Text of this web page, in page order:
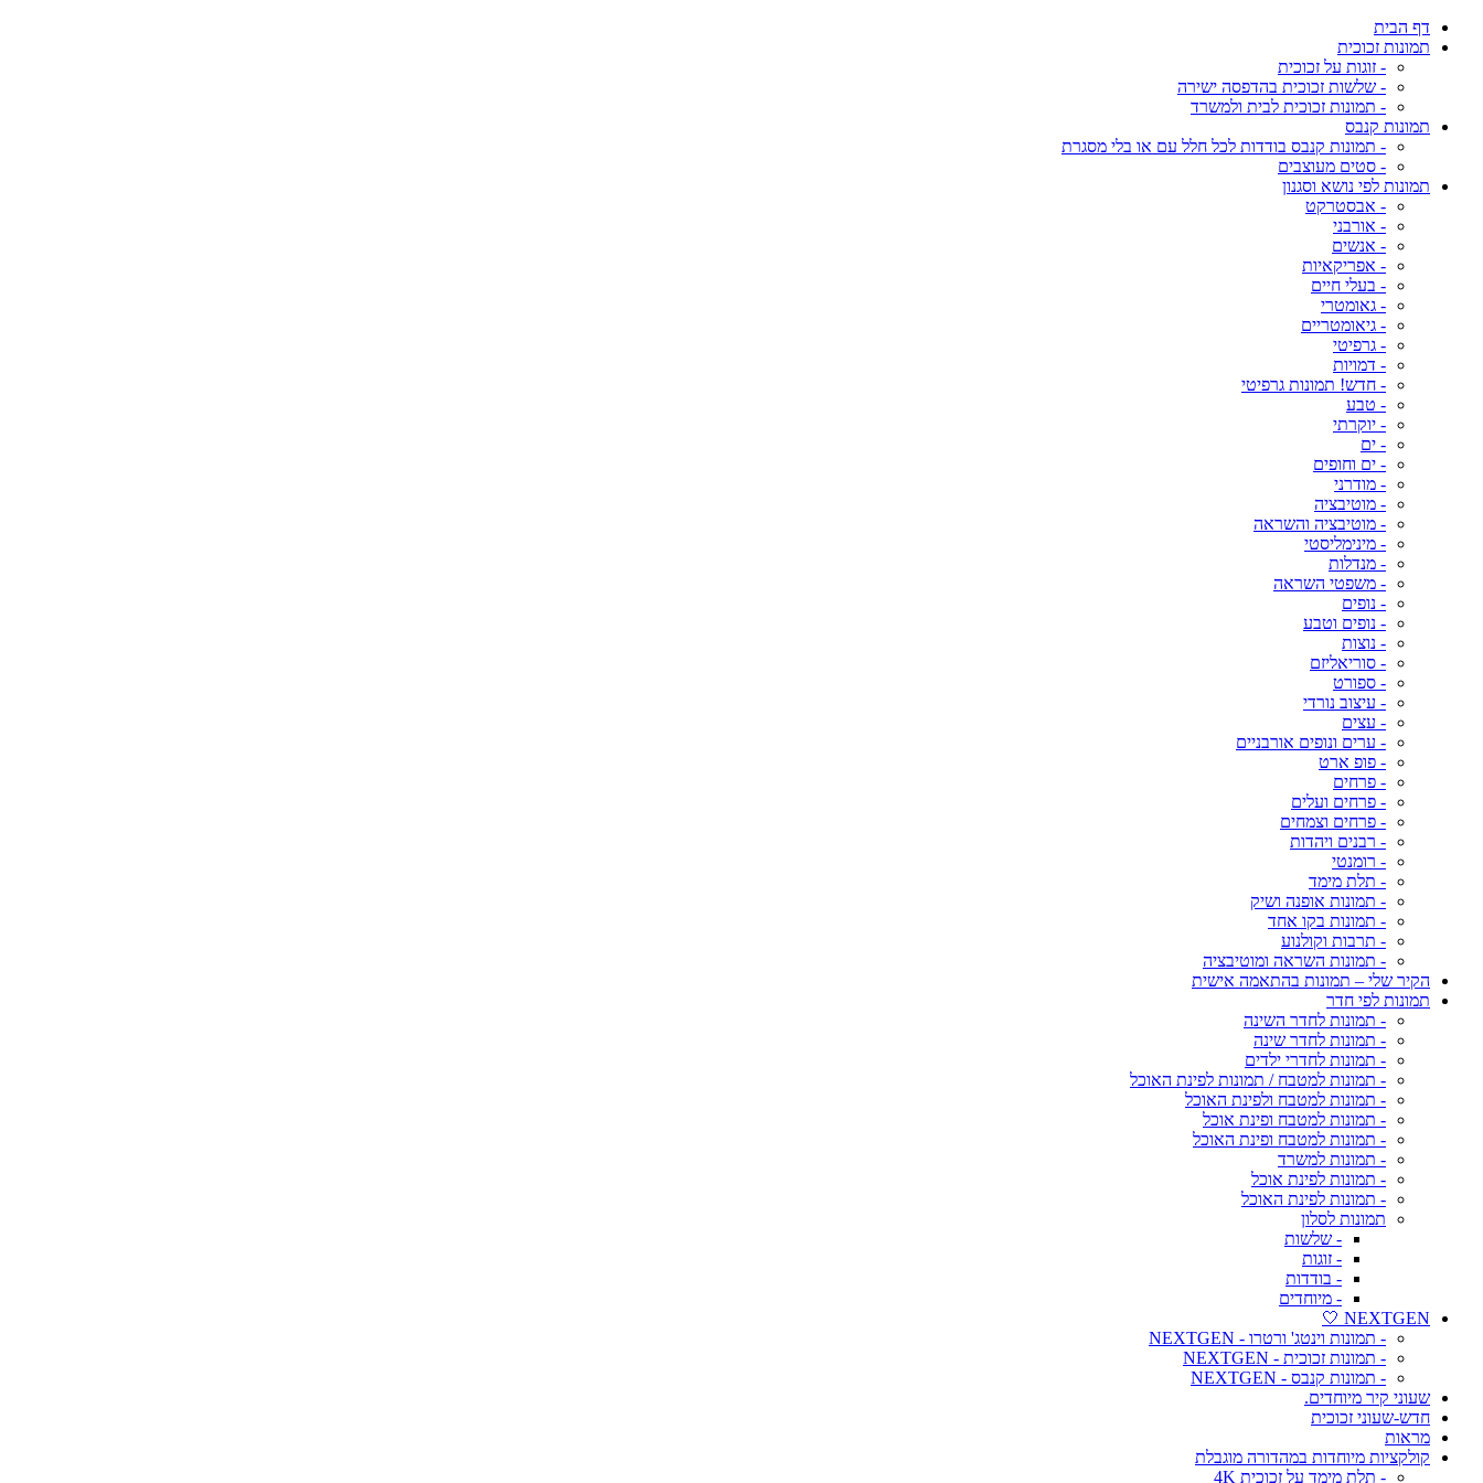
דף הבית
תמונות זכוכית
- זוגות על זכוכית
- שלשות זכוכית בהדפסה ישירה
- תמונות זכוכית לבית ולמשרד
תמונות קנבס
- תמונות קנבס בודדות לכל חלל עם או בלי מסגרת
- סטים מעוצבים
תמונות לפי נושא וסגנון
- אבסטרקט
- אורבני
- אנשים
- אפריקאיות
- בעלי חיים
- גאומטרי
- גיאומטריים
- גרפיטי
- דמויות
- חדש! תמונות גרפיטי
- טבע
- יוקרתי
- ים
- ים וחופים
- מודרני
- מוטיבציה
- מוטיבציה והשראה
- מינימליסטי
- מנדלות
- משפטי השראה
- נופים
- נופים וטבע
- נוצות
- סוריאליזם
- ספורט
- עיצוב נורדי
- עצים
- ערים ונופים אורבניים
- פופ ארט
- פרחים
- פרחים ועלים
- פרחים וצמחים
- רבנים ויהדות
- רומנטי
- תלת מימד
- תמונות אופנה ושיק
- תמונות בקו אחד
- תרבות וקולנוע
- תמונות השראה ומוטיבציה
הקיר שלי – תמונות בהתאמה אישית
תמונות לפי חדר
- תמונות לחדר השינה
- תמונות לחדר שינה
- תמונות לחדרי ילדים
- תמונות למטבח / תמונות לפינת האוכל
- תמונות למטבח ולפינת האוכל
- תמונות למטבח ופינת אוכל
- תמונות למטבח ופינת האוכל
- תמונות למשרד
- תמונות לפינת אוכל
- תמונות לפינת האוכל
תמונות לסלון
- שלשות
- זוגות
- בודדות
- מיוחדים
NEXTGEN 🤍
- תמונות וינטג' ורטרו - NEXTGEN
- תמונות זכוכית - NEXTGEN
- תמונות קנבס - NEXTGEN
שעוני קיר מיוחדים.
חדש-שעוני זכוכית
מראות
קולקציות מיוחדות במהדורה מוגבלת
- תלת מימד על זכוכית 4K